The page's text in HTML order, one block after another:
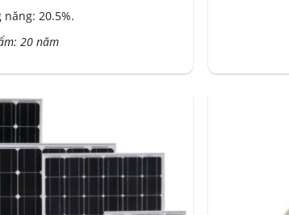
20.5%.
20 năm